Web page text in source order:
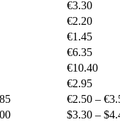
€3.30
€2.20
€1.45
€6.35
€10.40
€2.95
€2.50 –
$3.30 –